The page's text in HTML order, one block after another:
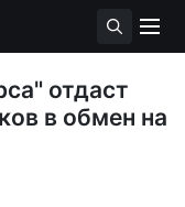
отдаст
в обмен на